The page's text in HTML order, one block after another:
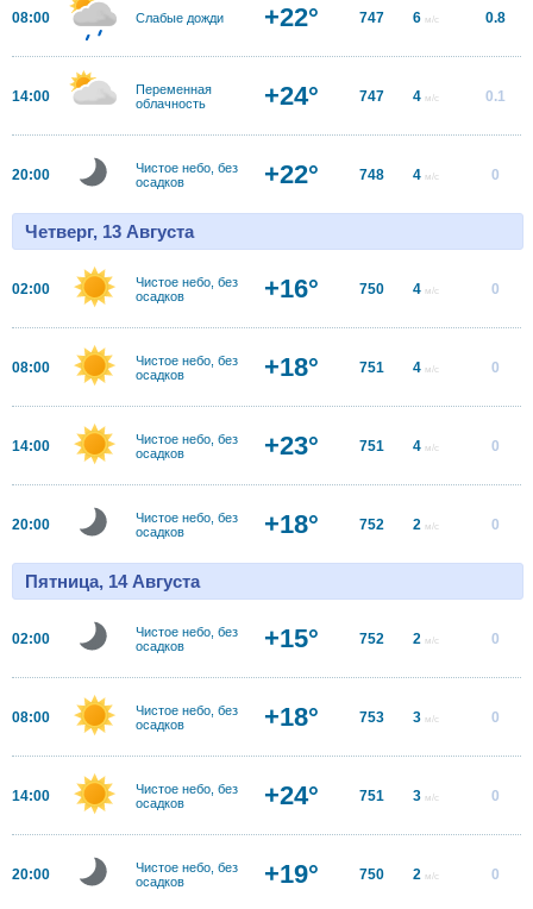
08:00 Слабые дожди +22° 747 6 м/с 0.8
14:00
Переменная
облачность
+24° 747 4 м/с 0.1
20:00
Чистое небо, без
осадков
+22° 748 4 м/с 0
Четверг, 13 Августа
02:00
Чистое небо, без
осадков
+16° 750 4 м/с 0
08:00
Чистое небо, без
осадков
+18° 751 4 м/с 0
14:00
Чистое небо, без
осадков
+23° 751 4 м/с 0
20:00
Чистое небо, без
осадков
+18° 752 2 м/с 0
Пятница, 14 Августа
02:00
Чистое небо, без
осадков
+15° 752 2 м/с 0
08:00
Чистое небо, без
осадков
+18° 753 3 м/с 0
14:00
Чистое небо, без
осадков
+24° 751 3 м/с 0
20:00
Чистое небо, без
осадков
+19° 750 2 м/с 0